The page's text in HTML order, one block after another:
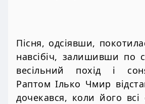
Пісня, одсіявши,
навсібіч, залишивши по
весільний похід і
Раптом Ілько Чмир
дочекався, коли його